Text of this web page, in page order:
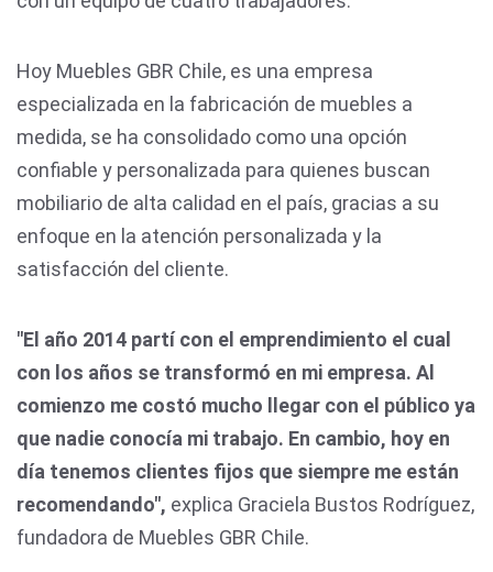
Hoy Muebles GBR Chile, es una empresa
especializada en la fabricación de muebles a
medida, se ha consolidado como una opción
confiable y personalizada para quienes buscan
mobiliario de alta calidad en el país, gracias a su
enfoque en la atención personalizada y la
satisfacción del cliente.
"El año 2014 partí con el emprendimiento el cual
con los años se transformó en mi empresa. Al
comienzo me costó mucho llegar con el público ya
que nadie conocía mi trabajo. En cambio, hoy en
día tenemos clientes fijos que siempre me están
recomendando", explica Graciela Bustos Rodríguez,
fundadora de Muebles GBR Chile.